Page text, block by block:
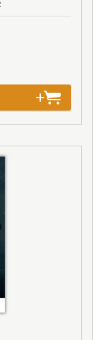
de sentença
da Haia de
Tribunal
sentenças
e vedação
de Justiça,
da sentença